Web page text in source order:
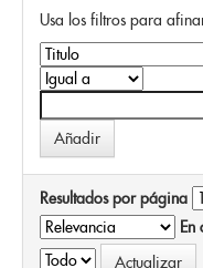
Usa los filtros para
Resultados por página
En